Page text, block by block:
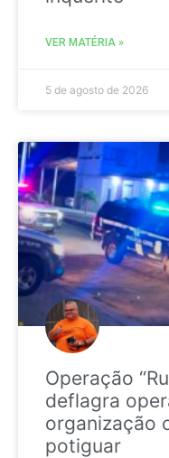
VER MATÉRIA »
5 de agosto de 2026
Operação
deflagra
organização
potiguar